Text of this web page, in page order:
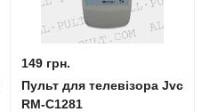
149 грн.
Пульт для телевізора Jvc
RM-C1281